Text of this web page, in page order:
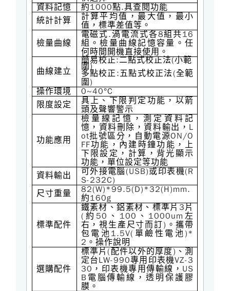
資料記憶
約1000點.具查閱功能
統計計算
計算平均值，最大值，最小
值，標準差值等。
檢量曲線
電磁式.渦電流式各8組共16
組。檢量曲線記憶容量。任
何時間開機直接使用。
曲線建立
簡易校正:二點式校正法(小範
圍)
多點校正 : 五點式校正法(全範
圍 )
操作環境 0~40°C
限度設定
具上、下限判定功能，以箭
頭及聲響警示
功能應用
檢量線記憶，測定資料記
憶，資料刪除，資料輸出， L
ot批號區分，自動電源ON/O
FF功能，內建時鐘功能，上
下限設定，計算，背光顯示
功能，單位設定等功能
資料輸出
可外接電腦(USB)或印表機(R
S-232C)
尺寸重量 82(W)*99.5(D)*32(H)mm.
約160g
標準配件
鐵素材、鋁素材、標準片 3 片
( 約 50 、 100 、 1000um 左
右，視生產尺寸而訂) 。攜帶
包電池 1.5V( 單鹼性電池 )*
2 。操作說明
選購配件
標準片( 配件以外的厚度) 、測
定台LW-990專用印表機VZ-3
30 ，印表機專用傳輸線， US
B 電腦傳輸線，透明保護膠
膜。